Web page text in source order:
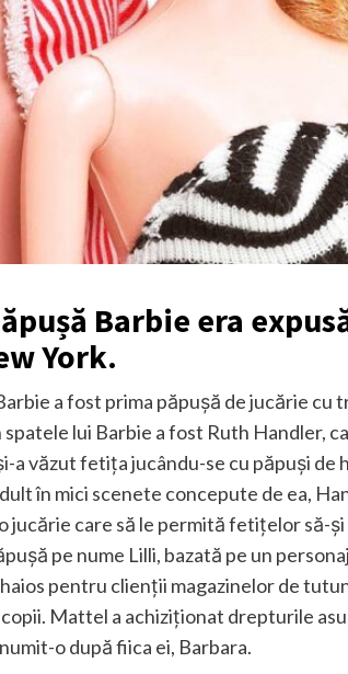
Barbie era
York.
a fost prima păpușă de jucărie cu
spatele lui Barbie a fost Ruth Handler,
a văzut fetița jucându-se cu păpuși de
în mici scenete concepute de ea,
jucărie care să le permită fetițelor să-
pe nume Lilli, bazată pe un
pentru clienții magazinelor de
Mattel a achiziționat drepturile
o după fiica ei, Barbara.